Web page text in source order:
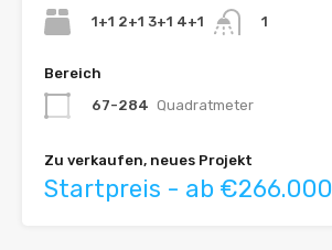
1+1 2+1 3+1 4+1
1
Bereich
67-284 Quadratmeter
Zu verkaufen, neues Projekt
Startpreis - ab €266.000